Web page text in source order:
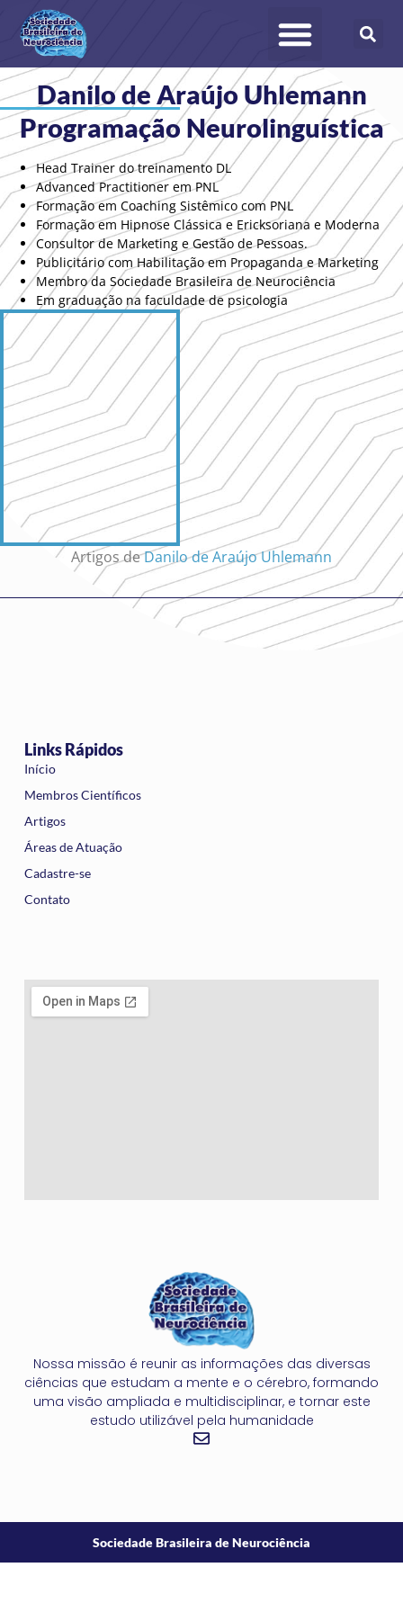
Artigos deDanilo de Araújo Uhlemann
Danilo de Araújo Uhlemann
Programação Neurolinguística
Head Trainer do treinamento DL
Advanced Practitioner em PNL
Formação em Coaching Sistêmico com PNL
Formação em Hipnose Clássica e Ericksoriana e Moderna
Consultor de Marketing e Gestão de Pessoas.
Publicitário com Habilitação em Propaganda e Marketing
Membro da Sociedade Brasileira de Neurociência
Em graduação na faculdade de psicologia
Nossa missão é reunir as informações das diversas
ciências que estudam a mente e o cérebro, formando
uma visão ampliada e multidisciplinar, e tornar este
estudo utilizável pela humanidade
Links Rápidos
Início
Membros Científicos
Artigos
Áreas de Atuação
Cadastre-se
Contato
Sociedade Brasileira de Neurociência